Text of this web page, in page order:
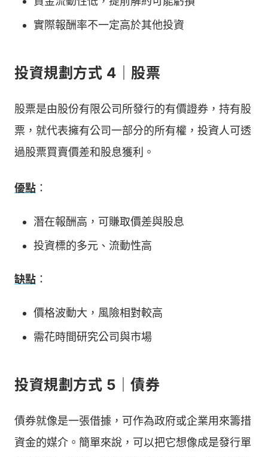
實際報酬率不一定高於其他投資
投資規劃方式 4｜股票
股票是由股份有限公司所發行的有價證券，持有股
票，就代表擁有公司一部分的所有權，投資人可透
過股票買賣價差和股息獲利。
優點 ：
潛在報酬高，可賺取價差與股息
投資標的多元、流動性高
缺點 ：
價格波動大，風險相對較高
需花時間研究公司與市場
投資規劃方式 5｜債券
債券就像是一張借據，可作為政府或企業用來籌措
資金的媒介。簡單來說，可以把它想像成是發行單